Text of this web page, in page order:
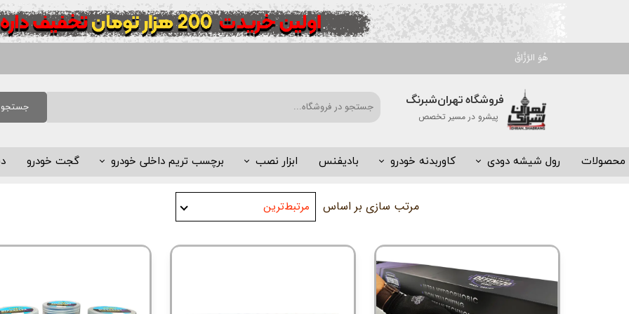
فروشگاه تهران‌شبرنگ جستجو
محصولات رول شیشه دودی
شیشه دودی عرض 150 سانت
شیشه دودی عرض 100 سانت
کاوربدنه خودرو بادیفنس ابزار نصب
کاردک
آبپاش
برچسب تریم داخلی خودرو
گلس محافظ کنسول و مانیتور
مخمل چسبدار (آلکانترا)
گجت خودرو
هُوَ الرَّزَّاقُ
​پیشرو در مسیر تخصص
مرتب سازی بر اساس مرتبط‌ترین